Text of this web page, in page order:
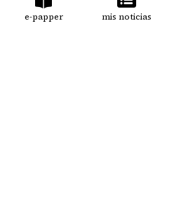
e-papper mis noticias